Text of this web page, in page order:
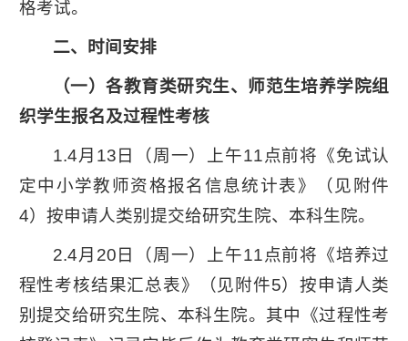
格考试。
二、时间安排
（一）各教育类研究生、师范生培养学院组
织学生报名及过程性考核
1.4月13日（周一）上午11点前将《免试认
定中小学教师资格报名信息统计表》（见附件
4）按申请人类别提交给研究生院、本科生院。
2.4月20日（周一）上午11点前将《培养过
程性考核结果汇总表》（见附件5）按申请人类
别提交给研究生院、本科生院。其中《过程性考